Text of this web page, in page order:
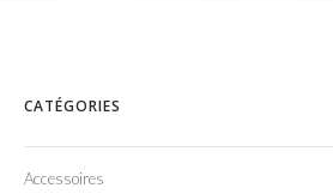
CATÉGORIES
Accessoires